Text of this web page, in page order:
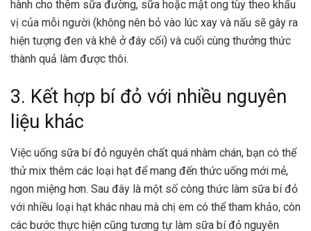
hành cho thêm sữa đường, sữa hoặc mật ong tùy theo khẩu
vị của mỗi người (không nên bỏ vào lúc xay và nấu sẽ gây ra
hiện tượng đen và khê ở đáy cối) và cuối cùng thưởng thức
thành quả làm được thôi.
3. Kết hợp bí đỏ với nhiều nguyên
liệu khác
Việc uống sữa bí đỏ nguyên chất quá nhàm chán, bạn có thể
thử mix thêm các loại hạt để mang đến thức uống mới mẻ,
ngon miệng hơn. Sau đây là một số công thức làm sữa bí đỏ
với nhiều loại hạt khác nhau mà chị em có thể tham khảo, còn
các bước thực hiện cũng tương tự làm sữa bí đỏ nguyên